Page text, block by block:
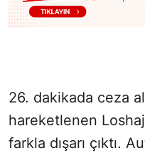
26. dakikada ceza
hareketlenen
farkla dışarı çıktı.